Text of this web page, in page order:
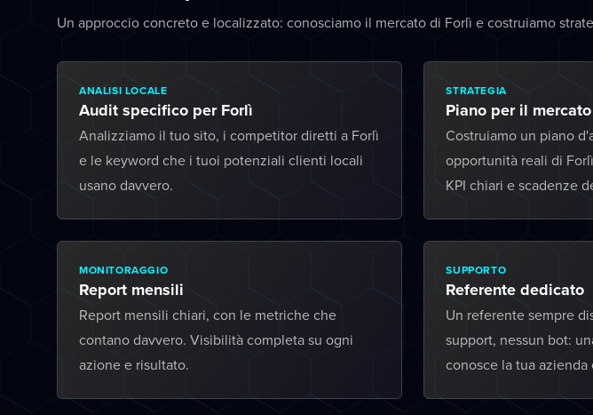
Un approccio concreto e localizzato: conosciamo il mercato di Forlì e costruiamo
ANALISI LOCALE
Audit specifico per Forlì
Analizziamo il tuo sito, i competitor diretti a Forlì
e le keyword che i tuoi potenziali clienti locali
usano davvero.
STRATEGIA
Piano per il
Costruiamo un piano
opportunità reali di
KPI chiari e scadenze
MONITORAGGIO
Report mensili
Report mensili chiari, con le metriche che
contano davvero. Visibilità completa su ogni
azione e risultato.
SUPPORTO
Referente dedicato
Un referente sempre
support, nessun bot:
conosce la tua